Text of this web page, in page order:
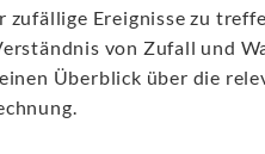
zufällige Ereignisse zu
von Zufall und
Überblick über die